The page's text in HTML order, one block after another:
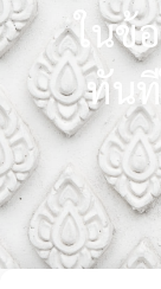
ในข้
ทัน